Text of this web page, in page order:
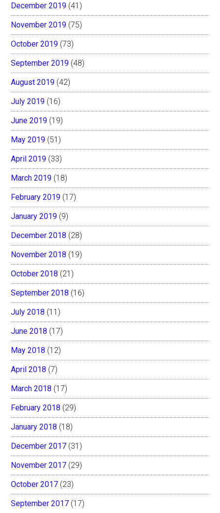
December 2019 (41)
November 2019 (75)
October 2019 (73)
September 2019 (48)
August 2019 (42)
July 2019 (16)
June 2019 (19)
May 2019 (51)
April 2019 (33)
March 2019 (18)
February 2019 (17)
January 2019 (9)
December 2018 (28)
November 2018 (19)
October 2018 (21)
September 2018 (16)
July 2018 (11)
June 2018 (17)
May 2018 (12)
April 2018 (7)
March 2018 (17)
February 2018 (29)
January 2018 (18)
December 2017 (31)
November 2017 (29)
October 2017 (23)
September 2017 (17)